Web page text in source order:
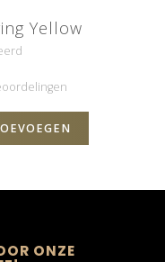
Yellow
ONZE